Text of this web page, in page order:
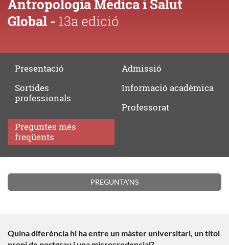
Antropologia Mèdica i Salut
Global - 13a edició
Presentació
Admissió
Sortides
professionals
Informació acadèmica
Professorat
Preguntesmés
freqüents
Preguntes
freqüents
PREGUNTA'NS
Quina diferència hi ha entre un màster universitari, un títol